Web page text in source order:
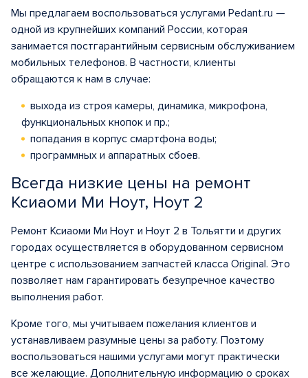
Мы предлагаем воспользоваться услугами Pedant.ru —
одной из крупнейших компаний России, которая
занимается постгарантийным сервисным обслуживанием
мобильных телефонов. В частности, клиенты
обращаются к нам в случае:
выхода из строя камеры, динамика, микрофона,
функциональных кнопок и пр.;
попадания в корпус смартфона воды;
программных и аппаратных сбоев.
Всегда низкие цены на ремонт
Ксиаоми Ми Ноут, Ноут 2
Ремонт Ксиаоми Ми Ноут и Ноут 2 в Тольятти и других
городах осуществляется в оборудованном сервисном
центре с использованием запчастей класса Original. Это
позволяет нам гарантировать безупречное качество
выполнения работ.
Кроме того, мы учитываем пожелания клиентов и
устанавливаем разумные цены за работу. Поэтому
воспользоваться нашими услугами могут практически
все желающие. Дополнительную информацию о сроках